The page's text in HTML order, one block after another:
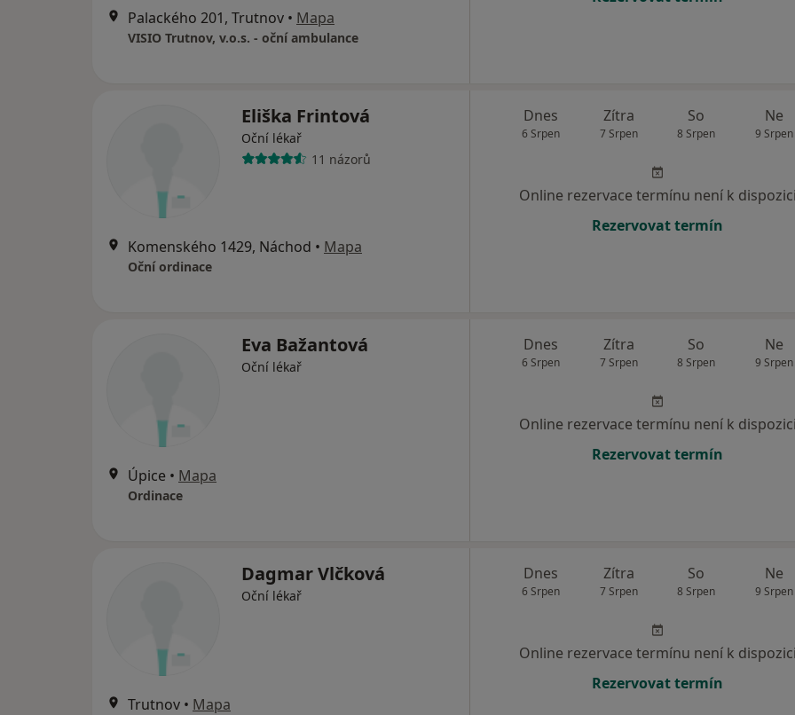
Palackého 201, Trutnov • Mapa
VISIO Trutnov, v.o.s. - oční ambulance
Eliška Frintová
Oční lékař
11 názorů
Komenského 1429, Náchod • Mapa
Oční ordinace
Dnes
6 Srpen
Zítra
7 Srpen
So
8 Srpen
Ne
9 Srpen
Online rezervace termínu není k dispozici
Rezervovat termín
Eva Bažantová
Oční lékař
Úpice • Mapa
Ordinace
Dnes
6 Srpen
Zítra
7 Srpen
So
8 Srpen
Ne
9 Srpen
Online rezervace termínu není k dispozici
Rezervovat termín
Dagmar Vlčková
Oční lékař
Trutnov • Mapa
Dnes
6 Srpen
Zítra
7 Srpen
So
8 Srpen
Ne
9 Srpen
Online rezervace termínu není k dispozici
Rezervovat termín